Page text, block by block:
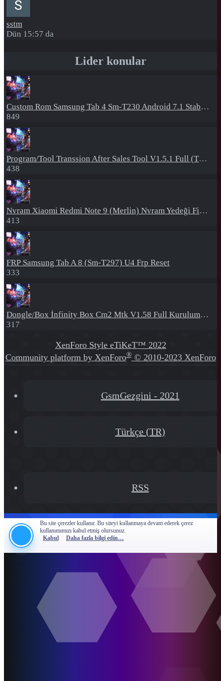
sstm
Dün 15:57 da
Lider konular
Custom Rom Samsung Tab 4 Sm-T230 Android 7.1 Stabil Eba Destekli Yazılım
849
Program/Tool Transsion After Sales Tool V1.5.1 Full (Tüm Mtk Işlemcili Cihazları Meta Moda Alma)
438
Nvram Xiaomi Redmi Note 9 (Merlin) Nvram Yedeği Fix Nv By Dft Pro
413
FRP Samsung Tab A 8 (Sm-T297) U4 Frp Reset
333
Dongle/Box İnfinity Box Cm2 Mtk V1.58 Full Kurulum+Crack
317
XenForo Style eTiKeT™ 2022
Community platform by XenForo® © 2010-2023 XenForo
GsmGezgini - 2021
Türkçe (TR)
RSS
Bu site çerezler kullanır. Bu siteyi kullanmaya devam ederek çerez
kullanımımızı kabul etmiş olursunuz.
Kabul
Daha fazla bilgi edin…